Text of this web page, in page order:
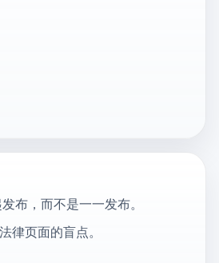
布，而不是一一发布。
律页面的盲点。